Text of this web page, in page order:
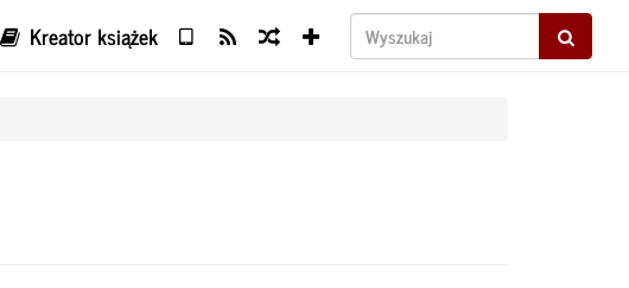
Wyszukaj
Kreator książek